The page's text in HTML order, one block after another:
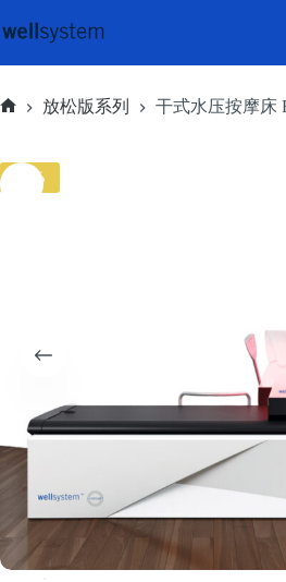
至
放松版系列 干式水压按摩床
-2%